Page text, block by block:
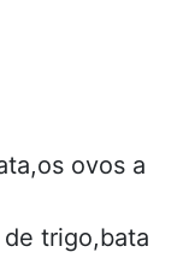
ovos a
trigo,bata